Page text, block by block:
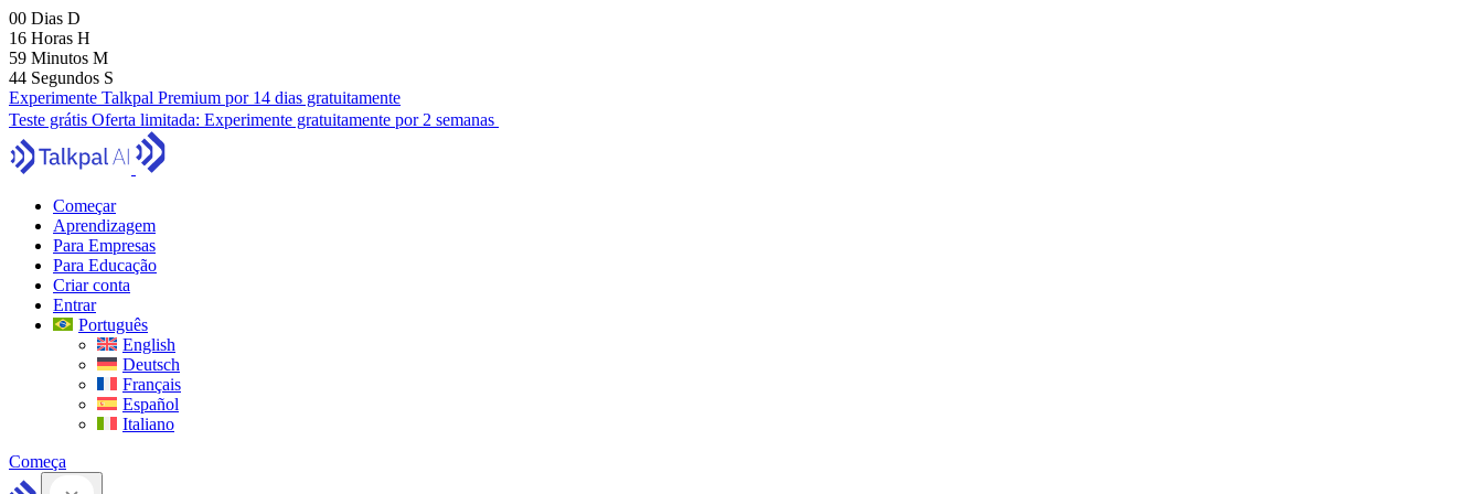
00 Dias D
16 Horas H
59 Minutos M
43 Segundos S
Experimente Talkpal Premium por 14 dias gratuitamente
Teste grátis Oferta limitada: Experimente gratuitamente por 2 semanas
Começar
Aprendizagem
Para Empresas
Para Educação
Criar conta
Entrar
Português
English
Deutsch
Français
Español
Italiano
Começa